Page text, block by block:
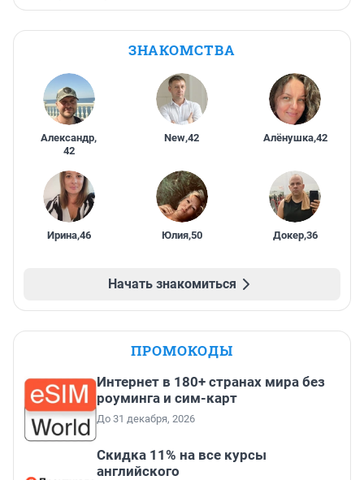
ЗНАКОМСТВА
Александр,
42
New,42 Алёнушка,42
Ирина,46 Юлия,50 Докер,36
Начать знакомиться
ПРОМОКОДЫ
Интернет в 180+ странах мира без
роуминга и сим-карт
До 31 декабря, 2026
Скидка 11% на все курсы
английского